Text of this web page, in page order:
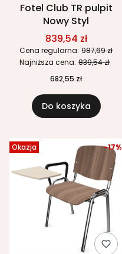
Fotel Club TR pulpit
Nowy Styl
839,54 zł
Cena regularna: 987,69 zł
Najniższa cena: 839,54 zł
682,55 zł
Do koszyka
Okazja -17%